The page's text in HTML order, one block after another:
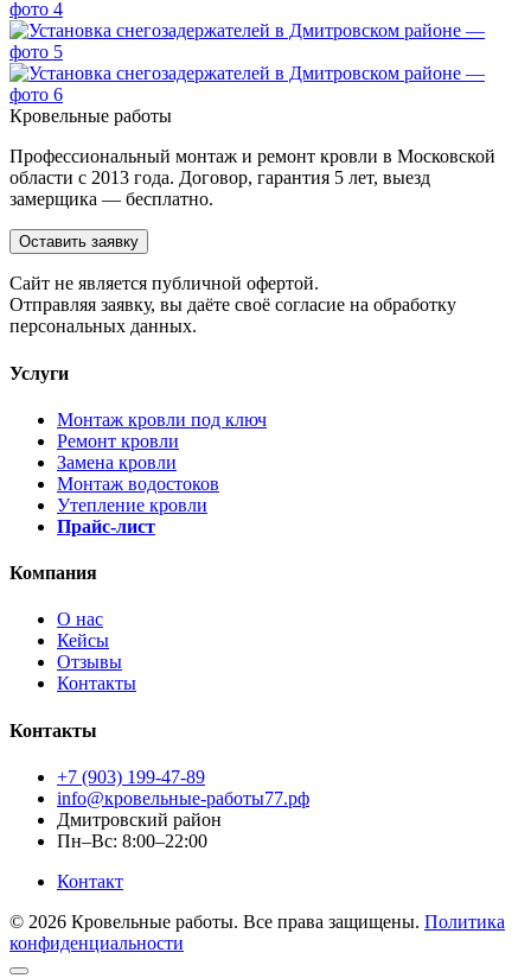
Кровельные работы
Профессиональный монтаж и ремонт кровли в Московской
области с 2013 года. Договор, гарантия 5 лет, выезд
замерщика — бесплатно.
Оставить заявку
Cайт не является публичной офертой.
Отправляя заявку, вы даёте своё согласие на обработку
персональных данных.
Услуги
Монтаж кровли под ключ
Ремонт кровли
Замена кровли
Монтаж водостоков
Утепление кровли
Прайс-лист
Компания
О нас
Кейсы
Отзывы
Контакты
Контакты
+7 (903) 199-47-89
info@кровельные-работы77.рф
Дмитровский район
Пн–Вс: 8:00–22:00
Контакт
© 2026 Кровельные работы. Все права защищены. Политика
конфиденциальности